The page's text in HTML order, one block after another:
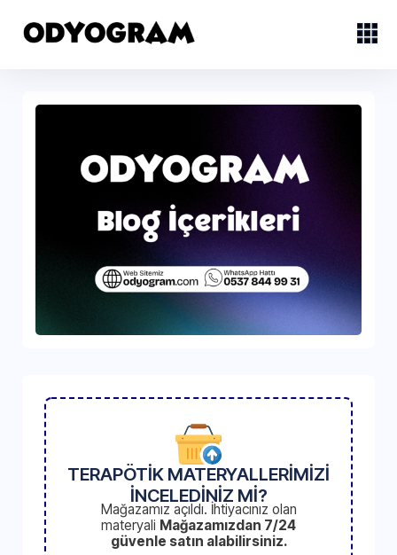
TERAPÖTİK MATERYALLERİMİZİ
İNCELEDİNİZ Mİ?
Mağazamız açıldı. İhtiyacınız olan
materyali Mağazamızdan 7/24
güvenle satın alabilirsiniz.